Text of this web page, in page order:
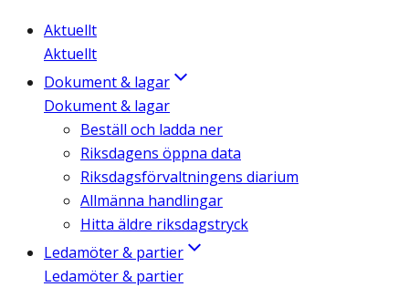
Aktuellt
Aktuellt
Dokument & lagar
Dokument & lagar
Beställ och ladda ner
Riksdagens öppna data
Riksdagsförvaltningens diarium
Allmänna handlingar
Hitta äldre riksdagstryck
Ledamöter & partier
Ledamöter & partier